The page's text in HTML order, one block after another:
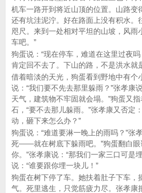
机车一路开到将近山顶的位置。山路变
还有坑洼泥泞。好在路面上没有积水。
咫尺。来到一处相对平坦的山坡，风雨
车吧。”
狗蛋说：“现在停车，难道在这里过夜吗
肯定回不去了。下山的路，不是洪水就
借着暗淡的天光，狗蛋看到野地中有个
说：“我们要不先去那里躲雨？”张孝康
天气，建筑物不牢固就会塌。”狗蛋又
石，“要不去那儿躲雨。”张孝康又否定
动，砸下来怎么办？”
狗蛋说：“难道要淋一晚上的雨吗？”张
死——就在树底下躲雨吧。”狗蛋翻白眼
你。”张孝康说：“那我们一家三口可是
说：“谁要跟你埋一块儿！”
狗蛋在树下停了车。她扶着肚子下车，
气。死里逃生，只觉筋疲力尽。张孝康